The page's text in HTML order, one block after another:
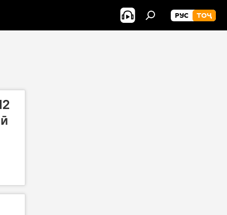
РУС ТОҶ